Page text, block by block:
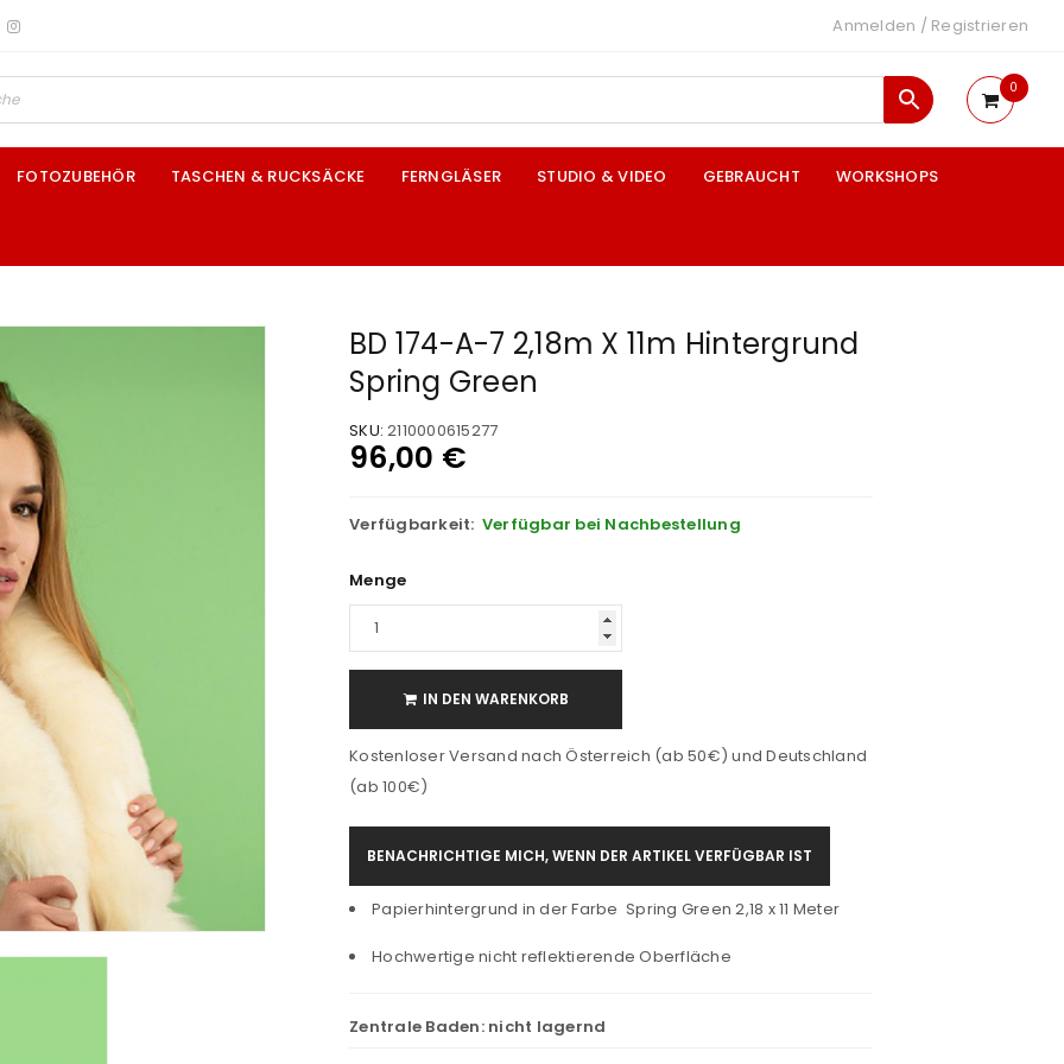
Anmelden / Registrieren
0
FOTOZUBEHÖR TASCHEN & RUCKSÄCKE FERNGLÄSER STUDIO & VIDEO GEBRAUCHT WORKSHOPS
BD 174-A-7 2,18m X 11m Hintergrund
Spring Green
SKU: 2110000615277
96,00 €
Verfügbarkeit: Verfügbar bei Nachbestellung
Menge
IN DEN WARENKORB
Kostenloser Versand nach Österreich (ab 50€) und Deutschland
(ab 100€)
BENACHRICHTIGE MICH, WENN DER ARTIKEL VERFÜGBAR IST
Papierhintergrund in der Farbe Spring Green 2,18 x 11 Meter
Hochwertige nicht reflektierende Oberfläche
Zentrale Baden: nicht lagernd